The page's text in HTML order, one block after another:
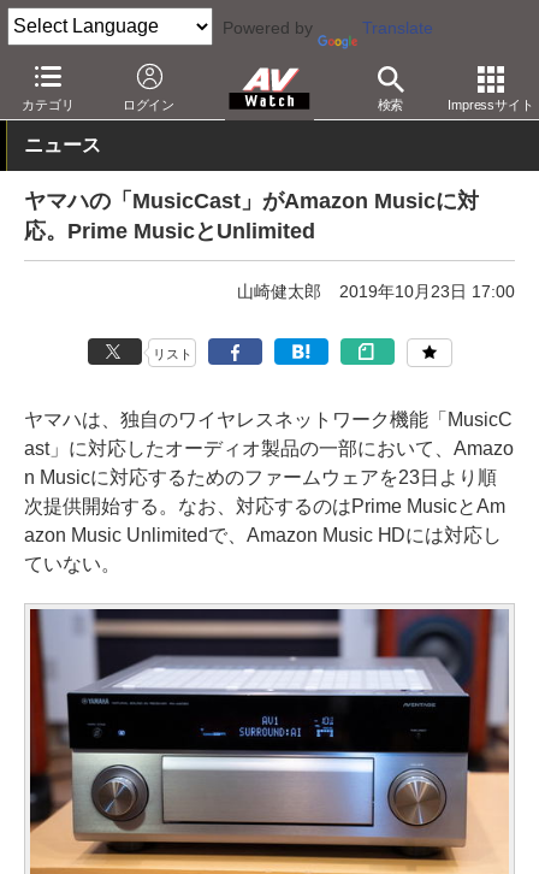
Powered by Translate
カテゴリ ログイン 検索 Impressサイト
AV Watch コンテンツ・サービス 音楽配信 Amazon
ニュース
ヤマハの「MusicCast」がAmazon Musicに対
応。Prime MusicとUnlimited
山崎健太郎 2019年10月23日 17:00
リスト
ヤマハは、独自のワイヤレスネットワーク機能「MusicC
ast」に対応したオーディオ製品の一部において、Amazo
n Musicに対応するためのファームウェアを23日より順
次提供開始する。なお、対応するのはPrime MusicとAm
azon Music Unlimitedで、Amazon Music HDには対応し
ていない。